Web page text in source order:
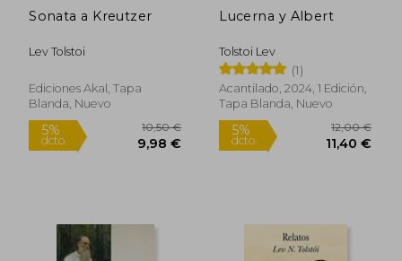
dcto. 14,25 € dcto.
Sonata a Kreutzer
Lev Tolstoi
Ediciones Akal, Tapa
Blanda, Nuevo
Lucerna y Albert
Tolstoi Lev
(1)
Acantilado, 2024, 1 Edición,
Tapa Blanda, Nuevo